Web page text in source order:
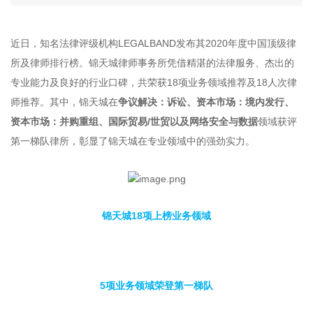
近日，知名法律评级机构LEGALBAND发布其2020年度中国顶级律
所及律师排行榜。锦天城律师事务所凭借精湛的法律服务、杰出的
专业能力及良好的行业口碑，共荣获18项业务领域推荐及18人次律
师推荐。其中，锦天城在争议解决：诉讼、资本市场：境内发行、
资本市场：并购重组、国际贸易/世贸以及网络安全与数据领域获评
第一梯队律所，彰显了锦天城在专业领域中的强劲实力。
锦天城18项上榜业务领域
5项业务领域荣登第一梯队